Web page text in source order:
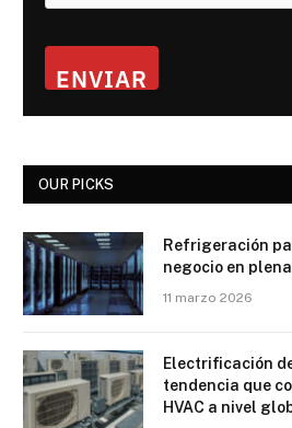
ENVIAR
OUR PICKS
Refrigeración
negocio en
11 marzo 2026
Electrificación
tendencia que
HVAC a nivel